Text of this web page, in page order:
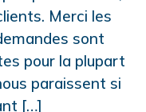
Merci les
sont
pour la plupart
paraissent si
[…]